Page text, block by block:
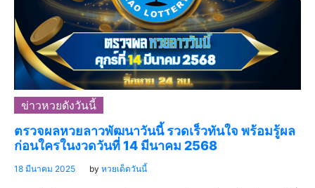
ข่าวหวยดังวันนี้
ตรวจผลหวยลาวพัฒนาวันนี้ รวดเร็วทันใจ พร้อมรู้ผล
ก่อนใครในงวดวันที่ 14 มีนาคม 2568
18 มีนาคม 2025 by หวยเด็ดวันนี้